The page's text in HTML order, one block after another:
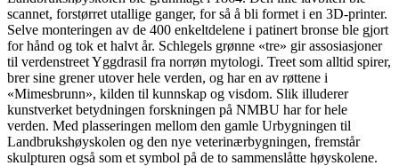
scannet, forstørret utallige ganger, for så å bli formet i en 3D-printer.
Selve monteringen av de 400 enkeltdelene i patinert bronse ble gjort
for hånd og tok et halvt år. Schlegels grønne «tre» gir assosiasjoner
til verdenstreet Yggdrasil fra norrøn mytologi. Treet som alltid spirer,
brer sine grener utover hele verden, og har en av røttene i
«Mimesbrunn», kilden til kunnskap og visdom. Slik illuderer
kunstverket betydningen forskningen på NMBU har for hele
verden. Med plasseringen mellom den gamle Urbygningen til
Landbrukshøyskolen og den nye veterinærbygningen, fremstår
skulpturen også som et symbol på de to sammenslåtte høyskolene.